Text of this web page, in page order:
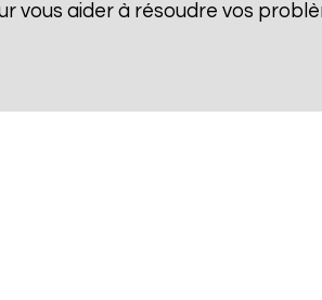
vous aider à résoudre vos